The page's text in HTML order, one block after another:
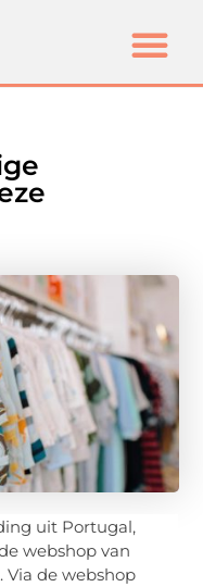
uit Portugal,
webshop van
Via de webshop